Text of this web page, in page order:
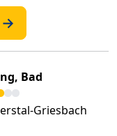
→
Bad
Griesbach